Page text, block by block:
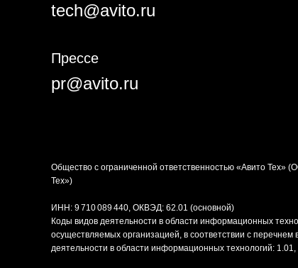
Общество с ограниченной ответственностью «Авито Тех»
Тех»)
ИНН: 9 710 089 440, ОКВЭД: 62.01 (основной)
Коды видов деятельности в области информационных
осуществляемых организацией, в соответствии с перечнем
деятельности в области информационных технологий: 1.01,
tech@avito.ru
Прессе
pr@avito.ru